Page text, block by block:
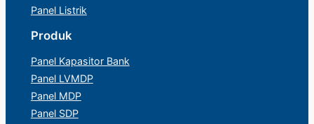
Panel Listrik
Produk
Panel Kapasitor Bank
Panel LVMDP
Panel MDP
Panel SDP